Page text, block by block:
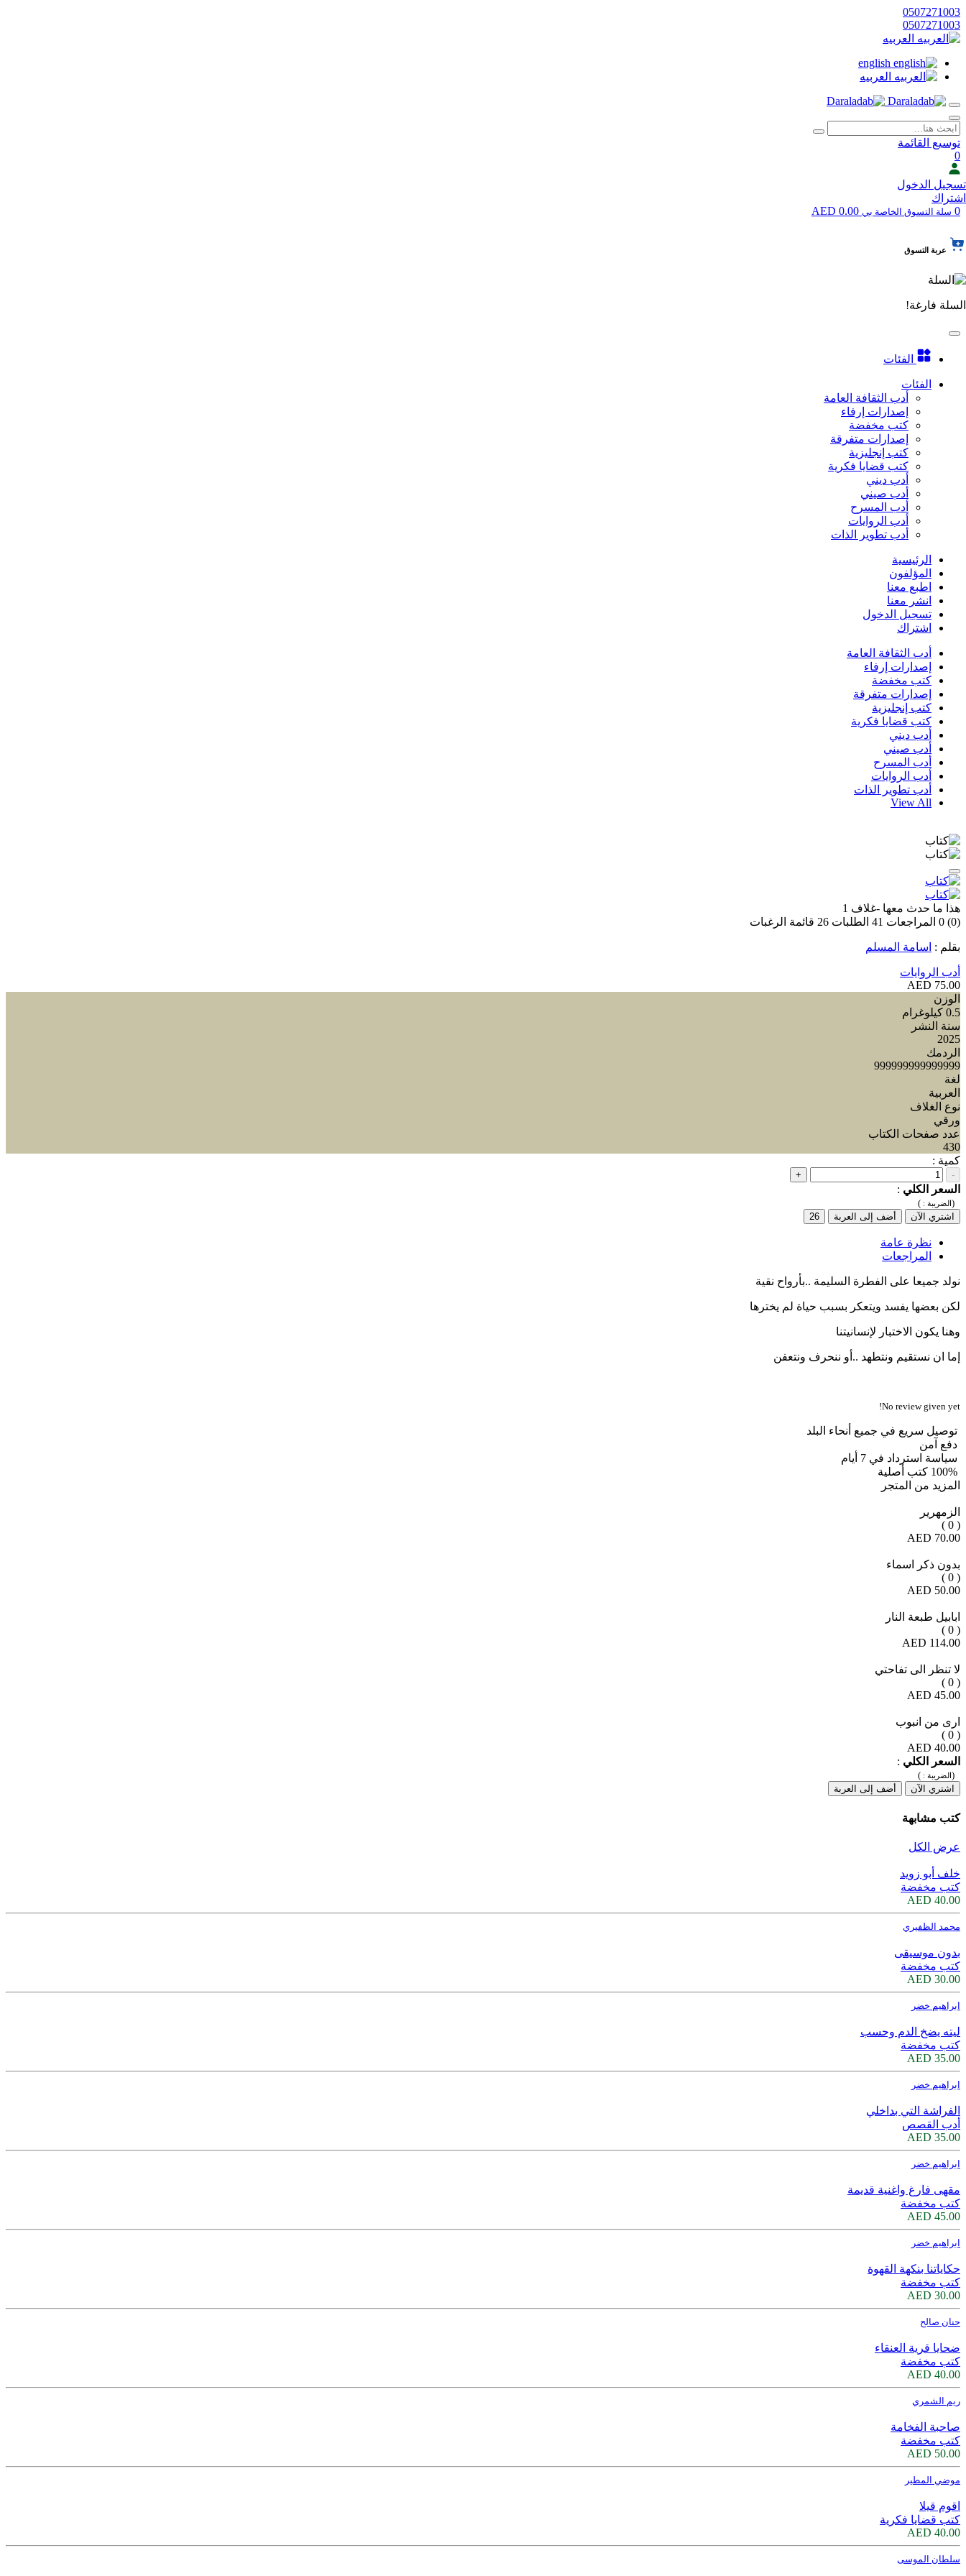
0507271003
0507271003
العربيه
english
العربيه
توسيع القائمة
0
تسجيل الدخول
اشتراك
0 سلة التسوق الخاصة بي
عربة التسوق
السلة فارغة!
الفئات
الفئات
أدب الثقافة العامة
إصدارات إرفاء
كتب مخفضة
إصدارات متفرقة
كتب إنجليزية
كتب قضايا فكرية
أدب ديني
أدب صيني
أدب المسرح
أدب الروايات
أدب تطوير الذات
الرئيسية
المؤلفون
اطبع معنا
انشر معنا
تسجيل الدخول
اشتراك
أدب الثقافة العامة
إصدارات إرفاء
كتب مخفضة
إصدارات متفرقة
كتب إنجليزية
كتب قضايا فكرية
أدب ديني
أدب صيني
أدب المسرح
أدب الروايات
أدب تطوير الذات
View All
هذا ما حدث معها -غلاف 1
(0)
0 المراجعات 41 الطلبات 26 قائمة الرغبات
بقلم : اسامة المسلم
أدب الروايات
75.00 AED
الوزن
0.5 كيلوغرام
سنة النشر
2025
الردمك
999999999999999
لغة
العربية
نوع الغلاف
ورقي
عدد صفحات الكتاب
430
كمية :
-
+
السعر الكلي :
(الضريبة : )
اشتري الآن
أضف إلى العربة 26
نظرة عامة
المراجعات
نولد جميعا على الفطرة السليمة ..بأرواح نقية
لكن بعضها يفسد ويتعكر بسبب حياة لم يخترها
وهنا يكون الاختبار لإنسانيتنا
إما ان نستقيم ونتطهد ..أو ننحرف ونتعفن
No review given yet!
توصيل سريع في جميع أنحاء البلد
دفع آمن
سياسة استرداد في 7 أيام
100% كتب أصلية
المزيد من المتجر
الزمهرير
( 0 )
70.00 AED
بدون ذكر اسماء
( 0 )
50.00 AED
ابابيل طبعة النار
( 0 )
114.00 AED
لا تنظر الى تفاحتي
( 0 )
45.00 AED
ارى من انبوب
( 0 )
40.00 AED
السعر الكلي :
(الضريبة : )
اشتري الآن
أضف إلى العربة
كتب مشابهة
عرض الكل
خلف أبو زويد
كتب مخفضة
40.00 AED
محمد الظفيري
بدون موسيقى
كتب مخفضة
30.00 AED
ابراهيم خضر
ليته يضخ الدم وحسب
كتب مخفضة
35.00 AED
ابراهيم خضر
الفراشة التي بداخلي
أدب القصص
35.00 AED
ابراهيم خضر
مقهى فارغ واغنية قديمة
كتب مخفضة
45.00 AED
ابراهيم خضر
حكاياتنا بنكهة القهوة
كتب مخفضة
30.00 AED
حنان صالح
ضحايا قرية العنقاء
كتب مخفضة
40.00 AED
ريم الشمري
صاحبة الفخامة
كتب مخفضة
50.00 AED
موضي المطير
اقوم قيلا
كتب قضايا فكرية
40.00 AED
سلطان الموسى